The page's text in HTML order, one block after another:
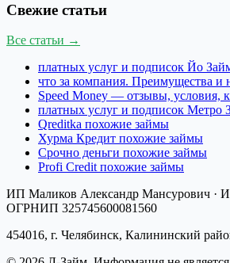
Свежие статьи
Все статьи →
платных услуг и подписок Йо
что за компания. Преимущества
Speed Money — отзывы, условия,
платных услуг и подписок Метро
Qreditka похожие займы
Хурма Кредит похожие займы
Срочно деньги похожие займы
Profi Credit похожие займы
ИП Маликов Александр Мансурович ·
ОГРНИП 325745600081560
454016, г. Челябинск, Калининский